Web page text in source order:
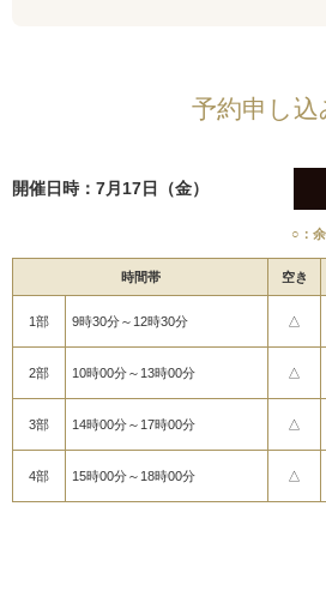
予約申し込
開催日時：7月17日（金）
○：
時間帯 空き
1部 9時30分～12時30分 △
2部 10時00分～13時00分 △
3部 14時00分～17時00分 △
4部 15時00分～18時00分 △